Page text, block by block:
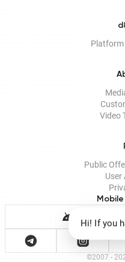
Video
Public
User
©2007 -
Hi! If you